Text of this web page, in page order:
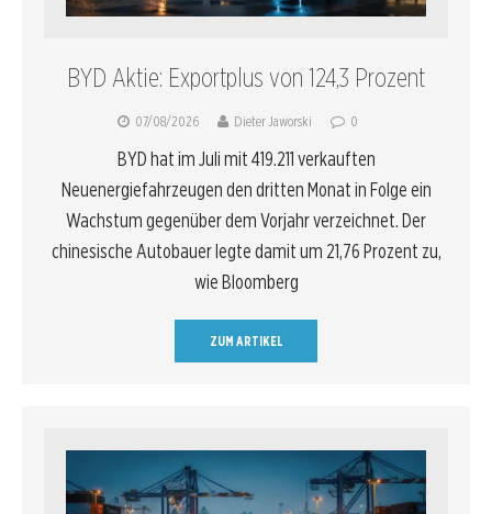
BYD Aktie: Exportplus von 124,3 Prozent
07/08/2026 Dieter Jaworski 0
BYD hat im Juli mit 419.211 verkauften
Neuenergiefahrzeugen den dritten Monat in Folge ein
Wachstum gegenüber dem Vorjahr verzeichnet. Der
chinesische Autobauer legte damit um 21,76 Prozent zu,
wie Bloomberg
ZUM ARTIKEL